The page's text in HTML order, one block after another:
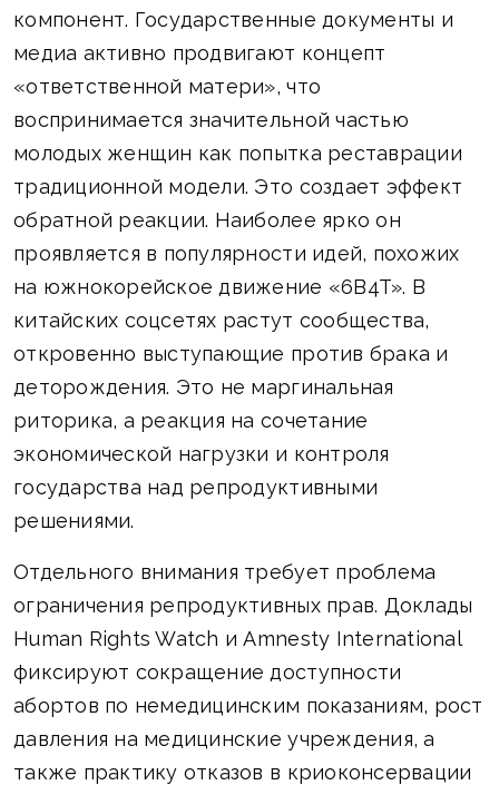
компонент. Государственные документы и
медиа активно продвигают концепт
«ответственной матери», что
воспринимается значительной частью
молодых женщин как попытка реставрации
традиционной модели. Это создает эффект
обратной реакции. Наиболее ярко он
проявляется в популярности идей, похожих
на южнокорейское движение «6B4T». В
китайских соцсетях растут сообщества,
откровенно выступающие против брака и
деторождения. Это не маргинальная
риторика, а реакция на сочетание
экономической нагрузки и контроля
государства над репродуктивными
решениями.
Отдельного внимания требует проблема
ограничения репродуктивных прав. Доклады
Human Rights Watch и Amnesty International
фиксируют сокращение доступности
абортов по немедицинским показаниям, рост
давления на медицинские учреждения, а
также практику отказов в криоконсервации